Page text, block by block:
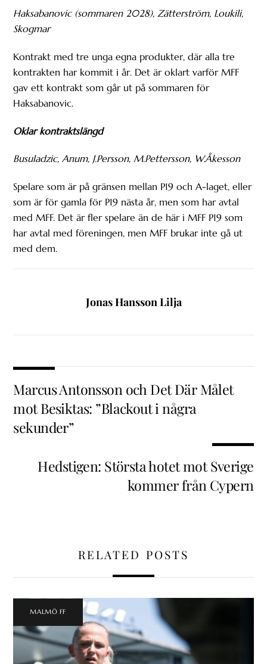
Haksabanovic (sommaren 2028), Zätterström, Loukili,
Skogmar
Kontrakt med tre unga egna produkter, där alla tre
kontrakten har kommit i år. Det är oklart varför MFF
gav ett kontrakt som går ut på sommaren för
Haksabanovic.
Oklar kontraktslängd
Busuladzic, Anum, J.Persson, M.Pettersson, W.Åkesson
Spelare som är på gränsen mellan P19 och A-laget, eller
som är för gamla för P19 nästa år, men som har avtal
med MFF. Det är fler spelare än de här i MFF P19 som
har avtal med föreningen, men MFF brukar inte gå ut
med dem.
Jonas Hansson Lilja
Marcus Antonsson och Det Där Målet
mot Besiktas: ”Blackout i några
sekunder”
Hedstigen: Största hotet mot Sverige
kommer från Cypern
RELATED POSTS
MALMÖ FF